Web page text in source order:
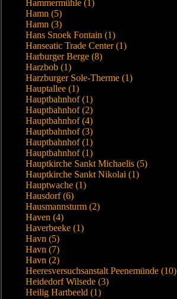
Hammermühle (1)
Hamn (5)
Hamn (3)
Hans Snoek Fontain (1)
Hanseatic Trade Center (1)
Harburger Berge (8)
Harzbob (1)
Harzburger Sole-Therme (1)
Hauptallee (1)
Hauptbahnhof (1)
Hauptbahnhof (2)
Hauptbahnhof (4)
Hauptbahnhof (3)
Hauptbahnhof (1)
Hauptbahnhof (1)
Hauptkirche Sankt Michaelis (5)
Hauptkirche Sankt Nikolai (1)
Hauptwache (1)
Hausdorf (6)
Hausmannsturm (2)
Haven (4)
Haverbeeke (1)
Havn (5)
Havn (7)
Havn (2)
Heeresversuchsanstalt Peenemünde (10)
Heidedorf Wilsede (3)
Heilig Hartbeeld (1)